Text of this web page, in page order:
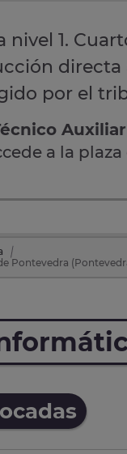
nivel 1.
directa
por el
a la plaza
Pontevedra